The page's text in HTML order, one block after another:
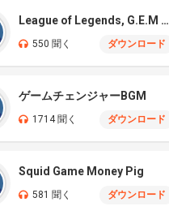
League of Legends, G.E.M – Sacrifice
550 聞く ダウンロード
ゲームチェンジャーBGM
1714 聞く ダウンロード
Squid Game Money Pig
581 聞く ダウンロード